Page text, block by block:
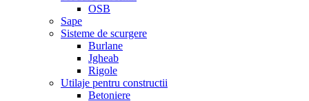
OSB
Sape
Sisteme de scurgere
Burlane
Jgheab
Rigole
Utilaje pentru constructii
Betoniere